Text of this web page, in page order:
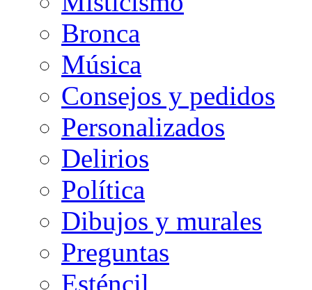
Bronca
Música
Consejos y pedidos
Personalizados
Delirios
Política
Dibujos y murales
Preguntas
Esténcil